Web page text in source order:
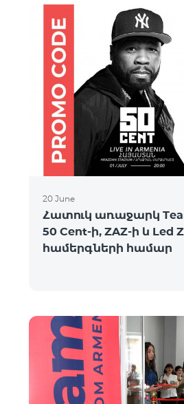
20 June
Հատուկ առաջարկ
50 Cent-ի, ZAZ-ի և Led
համերգների համար